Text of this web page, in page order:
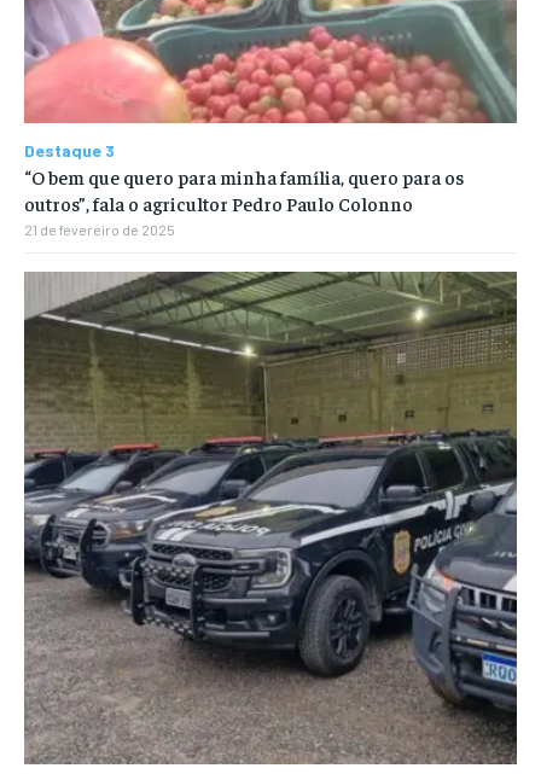
Destaque 3
“O bem que quero para minha família, quero para os
outros”, fala o agricultor Pedro Paulo Colonno
21 de fevereiro de 2025